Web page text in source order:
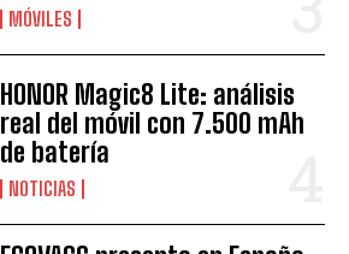
MÓVILES
HONOR Magic8 Lite: análisis
real del móvil con 7.500 mAh
de batería
NOTICIAS